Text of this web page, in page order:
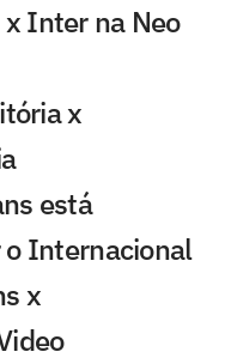
Inter na Neo
x
está
Internacional
x